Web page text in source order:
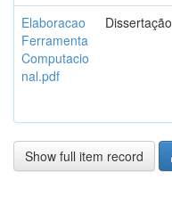
Elaboracao
Ferramenta
Computacio
nal.pdf
Dissertação
Show full item record